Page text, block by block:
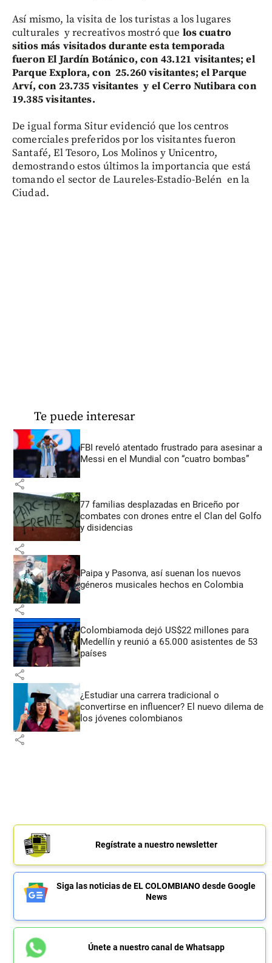
Así mismo, la visita de los turistas a los lugares
culturales y recreativos mostró que los cuatro
sitios más visitados durante esta temporada
fueron El Jardín Botánico, con 43.121 visitantes; el
Parque Explora, con 25.260 visitantes; el Parque
Arví, con 23.735 visitantes y el Cerro Nutibara con
19.385 visitantes.
De igual forma Situr evidenció que los centros
comerciales preferidos por los visitantes fueron
Santafé, El Tesoro, Los Molinos y Unicentro,
demostrando estos últimos la importancia que está
tomando el sector de Laureles-Estadio-Belén en la
Ciudad.
Te puede interesar
FBI reveló atentado frustrado para asesinar a
Messi en el Mundial con “cuatro bombas”
share
77 familias desplazadas en Briceño por
combates con drones entre el Clan del Golfo
y disidencias
share
Paipa y Pasonva, así suenan los nuevos
géneros musicales hechos en Colombia
share
Colombiamoda dejó US$22 millones para
Medellín y reunió a 65.000 asistentes de 53
países
share
¿Estudiar una carrera tradicional o
convertirse en influencer? El nuevo dilema de
los jóvenes colombianos
share
Regístrate a nuestro newsletter
Siga las noticias de EL COLOMBIANO desde Google
News
Únete a nuestro canal de Whatsapp